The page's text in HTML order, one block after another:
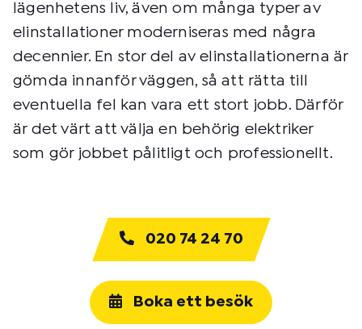
lägenhetens liv, även om många typer av
elinstallationer moderniseras med några
decennier. En stor del av elinstallationerna är
gömda innanför väggen, så att rätta till
eventuella fel kan vara ett stort jobb. Därför
är det värt att välja en behörig elektriker
som gör jobbet pålitligt och professionellt.
020 74 24 70
Boka ett besök